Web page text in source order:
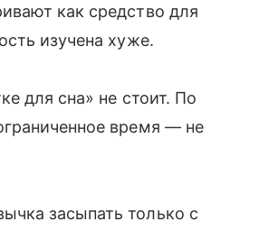
как средство для
изучена хуже.
для сна» не стоит. По
время — не
засыпать только с